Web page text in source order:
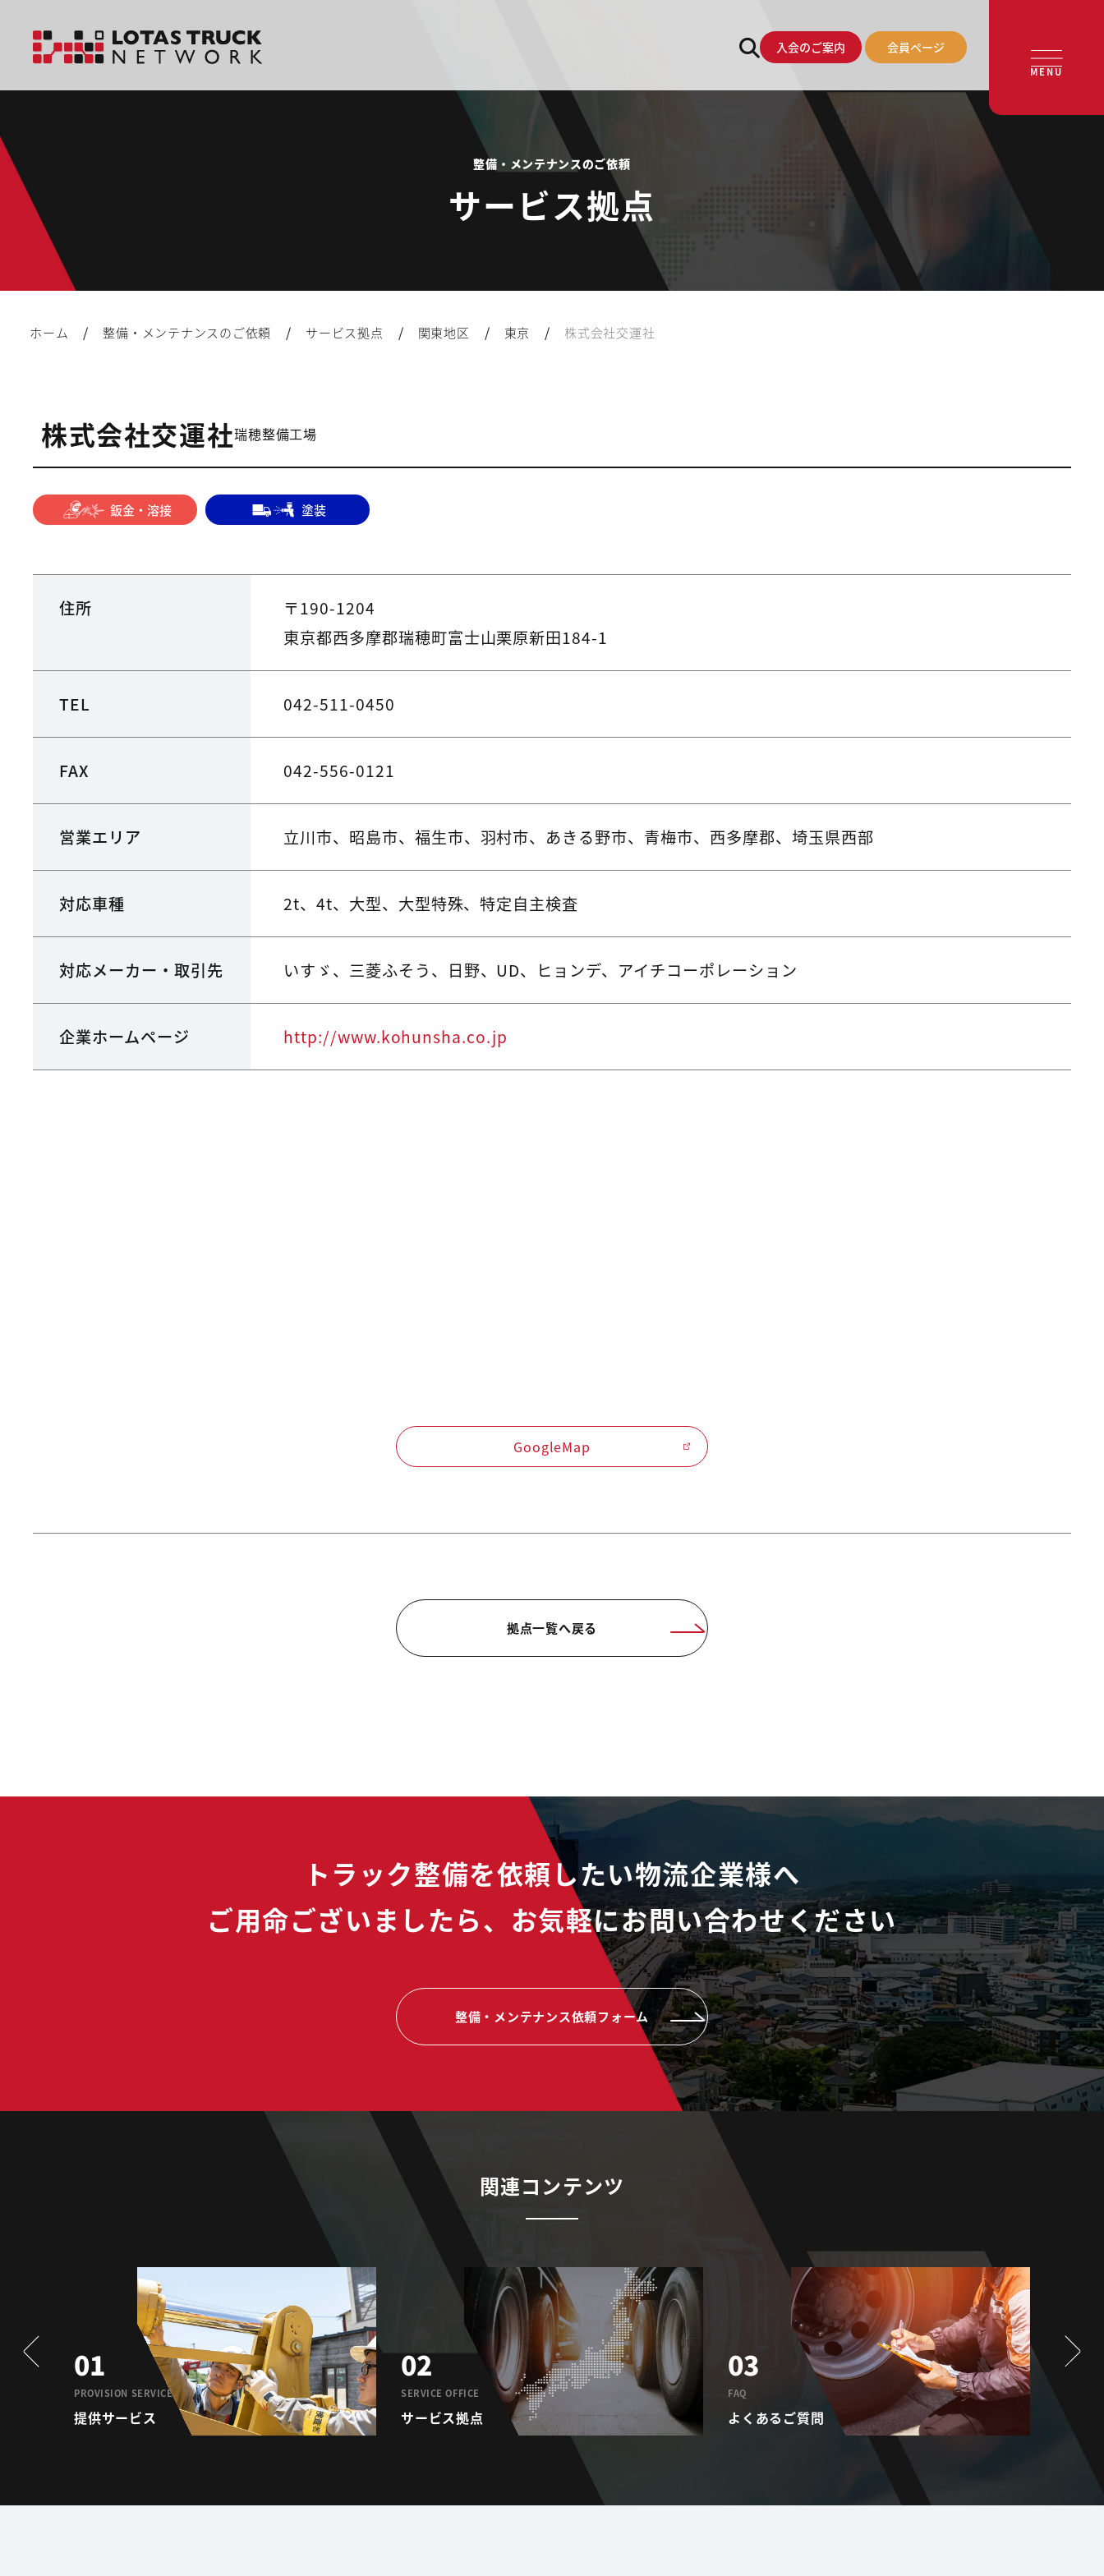
入会のご案内 会員ページ
MENU
整備・メンテナンスのご依頼
サービス拠点
ホーム / 整備・メンテナンスのご依頼 / サービス拠点 / 関東地区 / 東京 / 株式会社交運社
株式会社交運社瑞穂整備工場
鈑金・溶接 塗装
住所
〒190-1204
東京都西多摩郡瑞穂町富士山栗原新田184-1
TEL 042-511-0450
FAX 042-556-0121
営業エリア 立川市、昭島市、福生市、羽村市、あきる野市、青梅市、西多摩郡、埼玉県西部
対応車種 2t、4t、大型、大型特殊、特定自主検査
対応メーカー・取引先 いすゞ、三菱ふそう、日野、UD、ヒョンデ、アイチコーポレーション
企業ホームページ http://www.kohunsha.co.jp
GoogleMap
拠点一覧へ戻る
トラック整備を依頼したい物流企業様へ
ご用命ございましたら、 お気軽にお問い合わせください
整備・メンテナンス依頼フォーム
関連コンテンツ
01
PROVISION SERVICE
提供サービス
02
SERVICE OFFICE
サービス拠点
03
FAQ
よくあるご質問
01